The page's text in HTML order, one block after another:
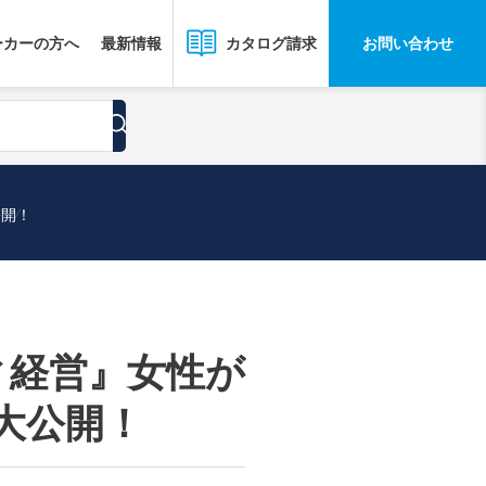
ーの方へ 最新情報 カタログ請求 お問い合わせ
！
営』女性が
公開！